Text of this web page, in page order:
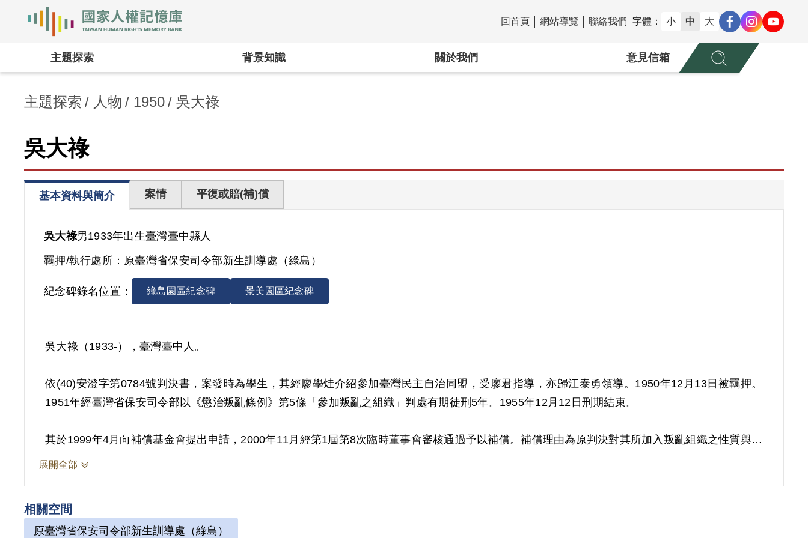
:::
回首頁 網站導覽 聯絡我們 字體： 小 中 大
主題探索 背景知識 關於我們 意見信箱
主題探索 人物 1950 吳大祿
吳大祿
基本資料與簡介 案情 平復或賠(補)償
吳大祿男1933年出生臺灣臺中縣人
羈押/執行處所： 原臺灣省保安司令部新生訓導處（綠島）
紀念碑錄名位置： 綠島園區紀念碑 景美園區紀念碑
吳大祿（1933-），臺灣臺中人。
依(40)安澄字第0784號判決書，案發時為學生，其經廖學烓介紹參加臺灣民主自治同盟，受廖君指導，亦歸江泰勇領導。1950年12月13日被羈押。
1951年經臺灣省保安司令部以《懲治叛亂條例》第5條「參加叛亂之組織」判處有期徒刑5年。1955年12月12日刑期結束。
其於1999年4月向補償基金會提出申請，2000年11月經第1屆第8次臨時董事會審核通過予以補償。補償理由為原判決對其所加入叛亂組織之性質與內
容並未加以查證與敘明，且縱其曾加入該組織，亦年僅15歲，難認其對所參加組織之性質有所認識，故認非有實據。
展開全部
相關空間
原臺灣省保安司令部新生訓導處（綠島）